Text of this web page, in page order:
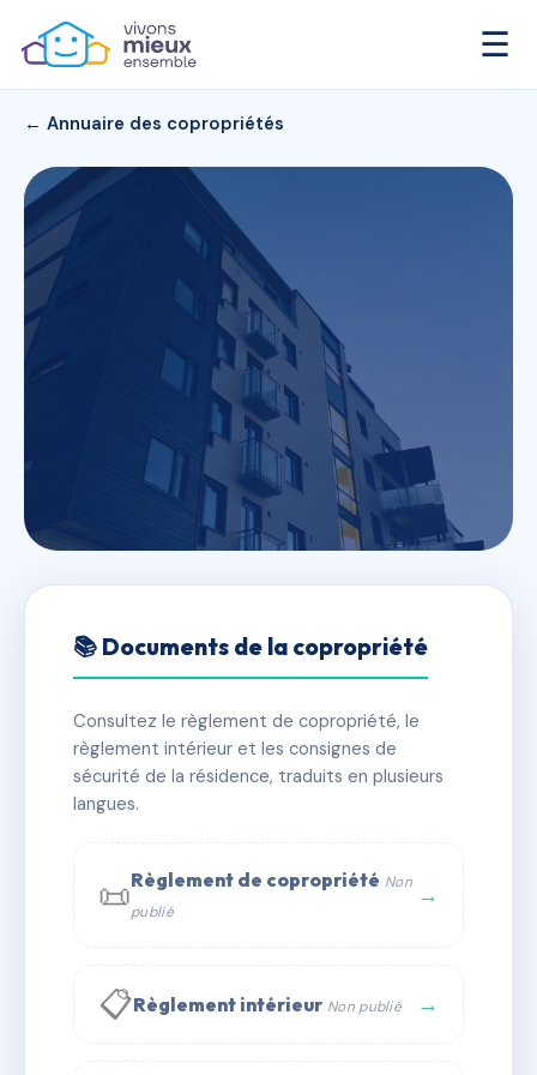
☰
← Annuaire des copropriétés
Le Florentin
✓ Immatriculée 🏠 26 lots 🏗 1 bâtiment(s)
📞 Contacter Syndic Digital
📚 Documents de la copropriété
Consultez le règlement de copropriété, le
règlement intérieur et les consignes de
sécurité de la résidence, traduits en plusieurs
langues.
📜Règlement de copropriété Non
publié
→
📋Règlement intérieur Non publié →